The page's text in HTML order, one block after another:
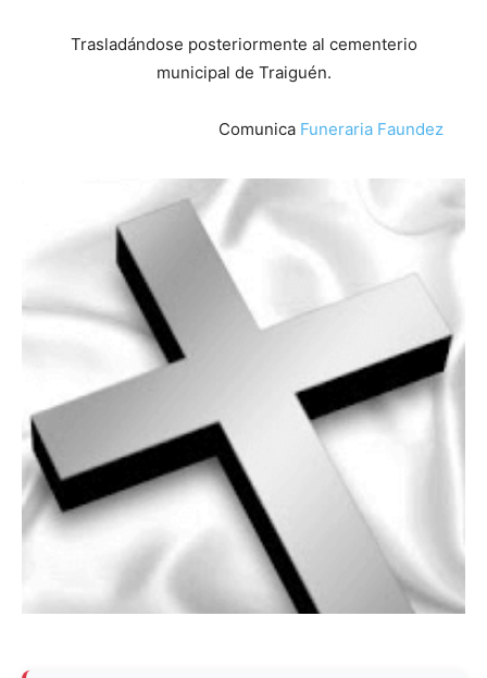
Trasladándose posteriormente al cementerio
municipal de Traiguén.
Comunica Funeraria Faundez